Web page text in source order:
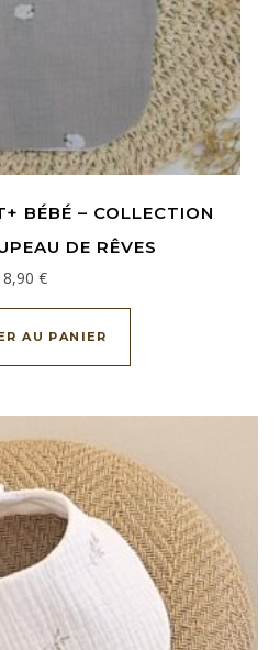
BÉBÉ – COLLECTION
DE RÊVES
8,90 €
AU PANIER